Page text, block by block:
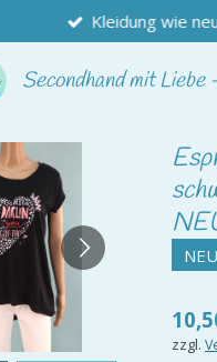
Secondhandmit Liebe -
Kleidung wie
NEU
zzgl.